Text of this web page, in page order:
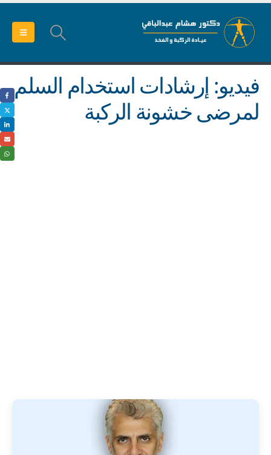
فيديو: إرشادات استخدام السلم
لمرضى خشونة الركبة